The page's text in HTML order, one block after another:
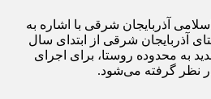
آذربایجان شرقی با اشاره به
طرح هادی ۶۰ روستای آذربایجان شرقی از ابتدای سال
به محدوده روستا، برای اجرای
نظر گرفته می‌شود.